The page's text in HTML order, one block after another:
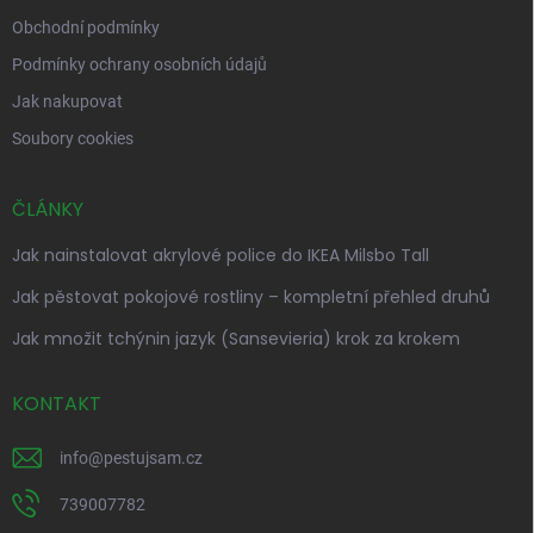
Obchodní podmínky
Podmínky ochrany osobních údajů
Jak nakupovat
Soubory cookies
ČLÁNKY
Jak nainstalovat akrylové police do IKEA Milsbo Tall
Jak pěstovat pokojové rostliny – kompletní přehled druhů
Jak množit tchýnin jazyk (Sansevieria) krok za krokem
KONTAKT
info@pestujsam.cz
739007782